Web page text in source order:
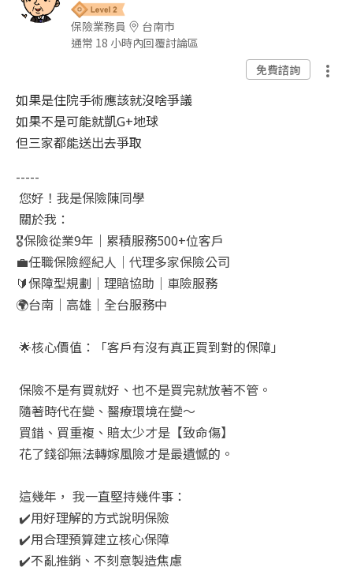
保險業務員
台南市
通常 18 小時內回覆討論區
免費諮詢
如果是住院手術應該就沒啥爭議
如果不是可能就凱G+地球
但三家都能送出去爭取
-----
您好！我是保險陳同學
關於我：
🎖️保險從業9年｜累積服務500+位客戶
💼任職保險經紀人｜代理多家保險公司
🔰保障型規劃｜理賠協助｜車險服務
🌍台南｜高雄｜全台服務中
🌟核心價值：「客戶有沒有真正買到對的保障」
保險不是有買就好、也不是買完就放著不管。
隨著時代在變、醫療環境在變～
買錯、買重複、賠太少才是【致命傷】
花了錢卻無法轉嫁風險才是最遺憾的。
這幾年， 我一直堅持幾件事：
✔️用好理解的方式說明保險
✔️用合理預算建立核心保障
✔️不亂推銷、不刻意製造焦慮